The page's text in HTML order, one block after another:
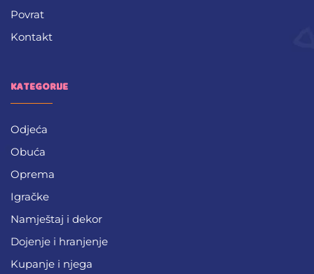
Povrat
Kontakt
KATEGORIJE
Odjeća
Obuća
Oprema
Igračke
Namještaj i dekor
Dojenje i hranjenje
Kupanje i njega